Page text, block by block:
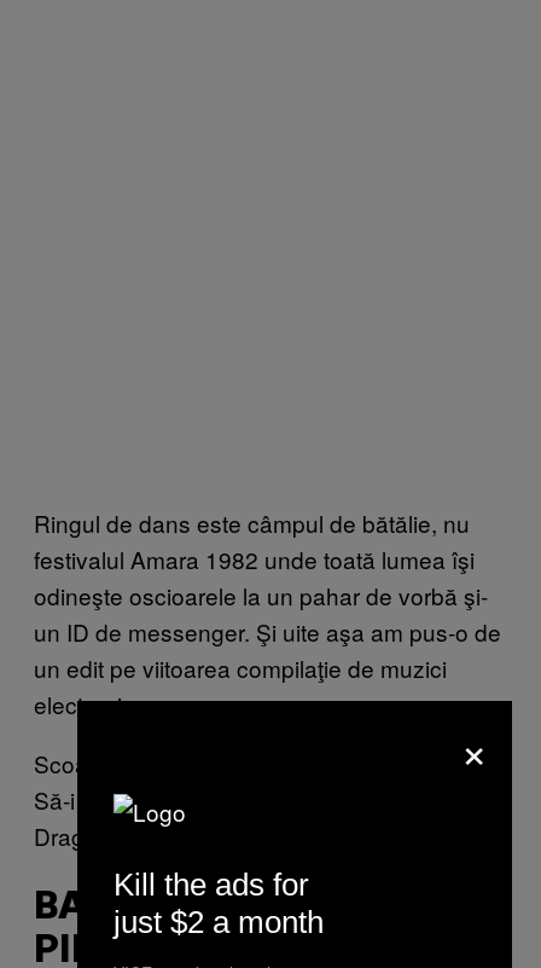
Ringul de dans este câmpul de bătălie, nu
festivalul Amara 1982 unde toată lumea îşi
odineşte oscioarele la un pahar de vorbă şi-
un ID de messenger. Şi uite aşa am pus-o de
un edit pe viitoarea compilaţie de muzici
electronice:
Scoate capul pe fereastră
Să-i văd chip frumos,
Drag şi luminos.
BALANȚA (LUCIAN
PINTILIE, 1992)
×
Kill the ads for
just $2 a month